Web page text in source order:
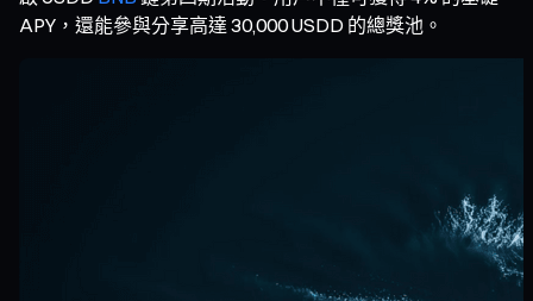
APY，還能參與分享高達 30,000 USDD 的總獎池。